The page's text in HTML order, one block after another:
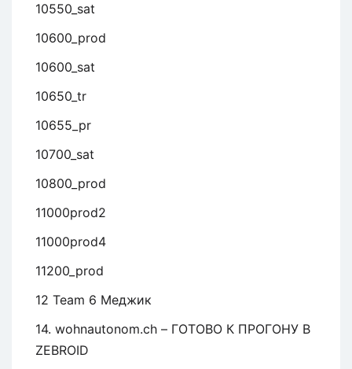
10550_sat
10600_prod
10600_sat
10650_tr
10655_pr
10700_sat
10800_prod
11000prod2
11000prod4
11200_prod
12 Team 6 Меджик
14. wohnautonom.ch – ГОТОВО К ПРОГОНУ В
ZEBROID